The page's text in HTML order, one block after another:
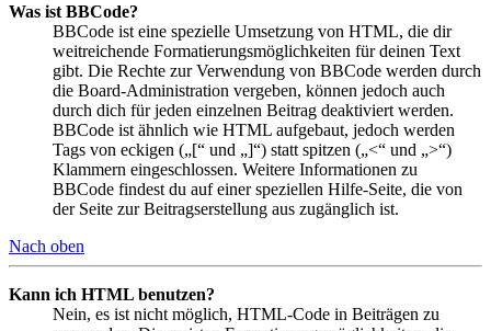
Was ist BBCode?
BBCode ist eine spezielle Umsetzung von HTML, die dir
weitreichende Formatierungsmöglichkeiten für deinen Text
gibt. Die Rechte zur Verwendung von BBCode werden durch
die Board-Administration vergeben, können jedoch auch
durch dich für jeden einzelnen Beitrag deaktiviert werden.
BBCode ist ähnlich wie HTML aufgebaut, jedoch werden
Tags von eckigen („[“ und „]“) statt spitzen („<“ und „>“)
Klammern eingeschlossen. Weitere Informationen zu
BBCode findest du auf einer speziellen Hilfe-Seite, die von
der Seite zur Beitragserstellung aus zugänglich ist.
Nach oben
Kann ich HTML benutzen?
Nein, es ist nicht möglich, HTML-Code in Beiträgen zu